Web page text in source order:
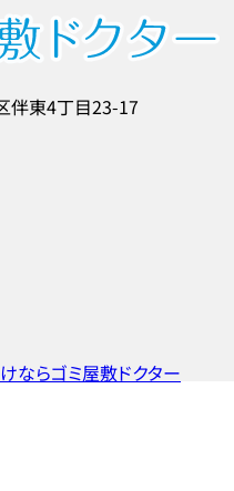
伴東4丁目23-17
ならゴミ屋敷ドクター